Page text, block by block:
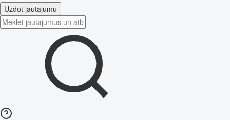
Uzdot jautājumu